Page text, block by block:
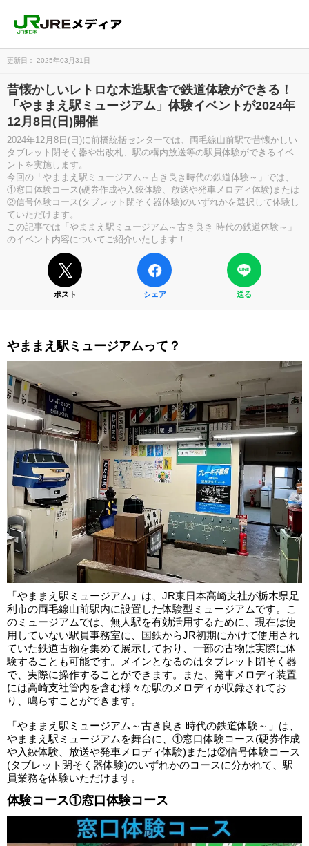
更新日： 2025年03月31日
昔懐かしいレトロな木造駅舎で鉄道体験ができる！
「やままえ駅ミュージアム」体験イベントが2024年
12月8日(日)開催
2024年12月8日(日)に前橋統括センターでは、両毛線山前駅で昔懐かしい
タブレット閉そく器や出改札、駅の構内放送等の駅員体験ができるイベ
ントを実施します。
今回の「やままえ駅ミュージアム～古き良き時代の鉄道体験～」では、
①窓口体験コース(硬券作成や入鋏体験、放送や発車メロディ体験)または
②信号体験コース(タブレット閉そく器体験)のいずれかを選択して体験し
ていただけます。
この記事では「やままえ駅ミュージアム～古き良き 時代の鉄道体験～」
のイベント内容についてご紹介いたします！
ポスト シェア 送る
やままえ駅ミュージアムって？
「やままえ駅ミュージアム」は、JR東日本高崎支社が栃木県足
利市の両毛線山前駅内に設置した体験型ミュージアムです。こ
のミュージアムでは、無人駅を有効活用するために、現在は使
用していない駅員事務室に、国鉄からJR初期にかけて使用され
ていた鉄道古物を集めて展示しており、一部の古物は実際に体
験することも可能です。メインとなるのはタブレット閉そく器
で、実際に操作することができます。また、発車メロディ装置
には高崎支社管内を含む様々な駅のメロディが収録されてお
り、鳴らすことができます。
「やままえ駅ミュージアム～古き良き 時代の鉄道体験～」は、
やままえ駅ミュージアムを舞台に、①窓口体験コース(硬券作成
や入鋏体験、放送や発車メロディ体験)または②信号体験コース
(タブレット閉そく器体験)のいずれかのコースに分かれて、駅
員業務を体験いただけます。
体験コース①窓口体験コース